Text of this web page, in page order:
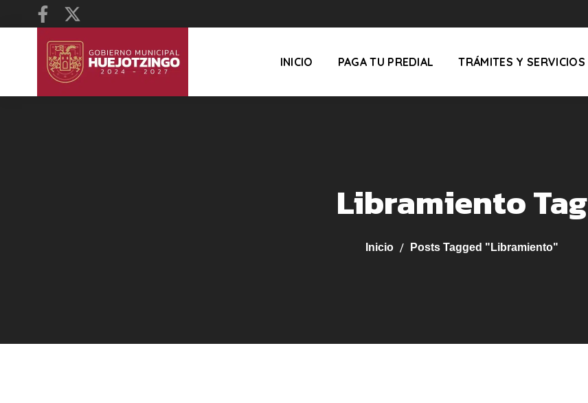
INICIO PAGA TU PREDIAL TRÁMITES Y SERVICIOS
Libramiento Tag
Inicio Posts Tagged "Libramiento"